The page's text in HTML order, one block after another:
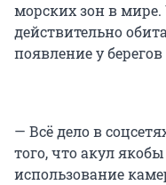
морских зон в
действительно
появление у
— Всё дело в
того, что акул
использование